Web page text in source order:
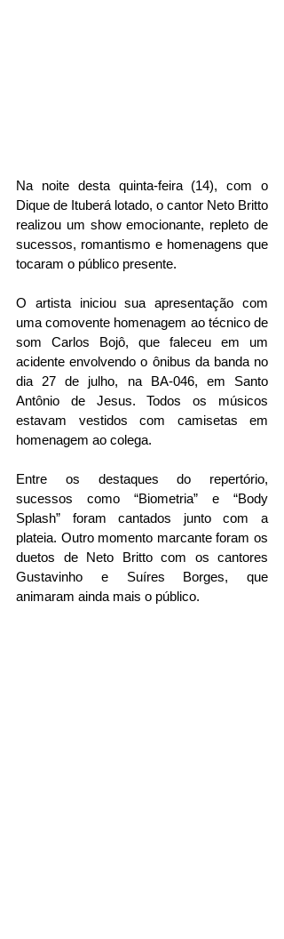
Na noite desta quinta-feira (14), com o
Dique de Ituberá lotado, o cantor Neto Britto
realizou um show emocionante, repleto de
sucessos, romantismo e homenagens que
tocaram o público presente.
O artista iniciou sua apresentação com
uma comovente homenagem ao técnico de
som Carlos Bojô, que faleceu em um
acidente envolvendo o ônibus da banda no
dia 27 de julho, na BA-046, em Santo
Antônio de Jesus. Todos os músicos
estavam vestidos com camisetas em
homenagem ao colega.
Entre os destaques do repertório,
sucessos como “Biometria” e “Body
Splash” foram cantados junto com a
plateia. Outro momento marcante foram os
duetos de Neto Britto com os cantores
Gustavinho e Suíres Borges, que
animaram ainda mais o público.